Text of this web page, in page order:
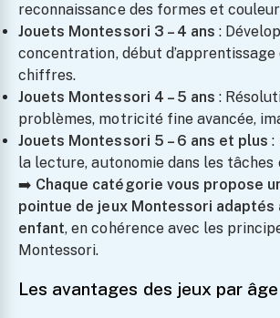
reconnaissance des formes et
Jouets Montessori 3 – 4 ans :
concentration, début
chiffres.
Jouets Montessori 4 – 5 ans :
problèmes, motricité fine avancée,
Jouets Montessori 5 – 6 ans et plus :
la lecture, autonomie dans les tâches
➡️ Chaque catégorie vous propose
pointue de jeux Montessori adaptés
enfant, en cohérence avec les
Montessori.
Les avantages des jeux par